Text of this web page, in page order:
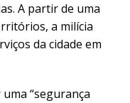
A partir de uma
a milícia
da cidade em
“segurança